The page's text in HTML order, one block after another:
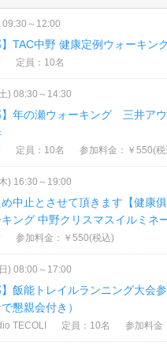
～12:00
】TAC中野 健康定例ウォーキ
定員：10名
) 08:30～14:30
】年の瀬ウォーキング 三井ア
定員：10名 参加料金：￥550(税
) 16:30～19:00
中止とさせて頂きます【健康
ング 中野クリスマスイルミネ
参加料金：￥550(税込)
) 08:00～17:00
】飯能トレイルランニング大会
懇親会付き）
TECOLI 定員：10名 参加料金